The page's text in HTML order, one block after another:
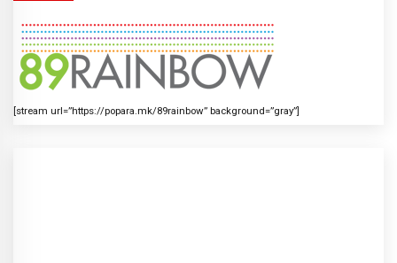
[stream url=”https://popara.mk/89rainbow” background=”gray”]